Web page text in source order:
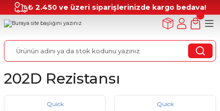
₺ 2.450 ve üzeri siparişlerinizde kargo bedava!
202D Rezistansı
Quick Quick